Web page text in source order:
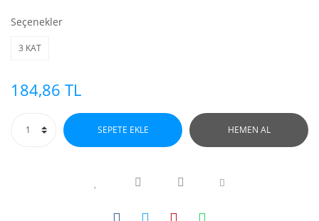
Seçenekler
3 KAT
184,86 TL
SEPETE EKLE HEMEN AL